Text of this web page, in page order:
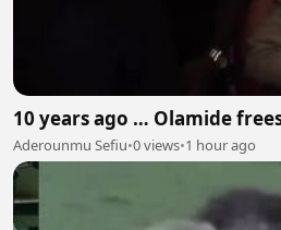
10 years ago … Olamide
Aderounmu Sefiu•0 views•1 hour ago